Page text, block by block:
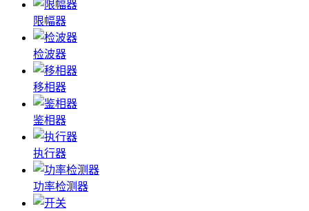
限幅器
检波器
移相器
鉴相器
执行器
功率检测器